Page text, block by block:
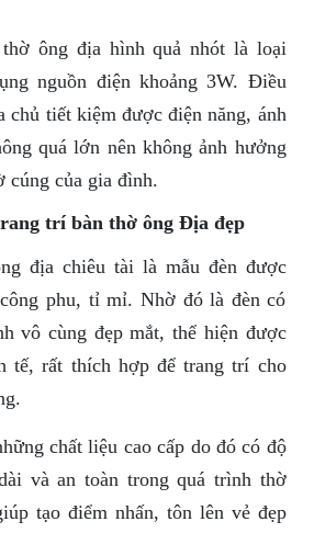
ông địa hình quả nhót là loại
nguồn điện khoảng 3W. Điều
chủ tiết kiệm được điện năng, ánh
quá lớn nên không ảnh hưởng
cúng của gia đình.
trí bàn thờ ông Địa đẹp
địa chiêu tài là mẫu đèn được
phu, tỉ mỉ. Nhờ đó là đèn có
vô cùng đẹp mắt, thể hiện được
tế, rất thích hợp để trang trí cho
chất liệu cao cấp do đó có độ
và an toàn trong quá trình thờ
tạo điểm nhấn, tôn lên vẻ đẹp